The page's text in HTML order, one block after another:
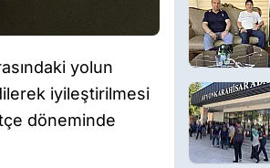
yolun
iyileştirilmesi
döneminde